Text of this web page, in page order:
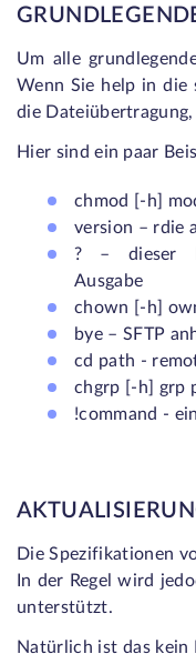
Um alle
Wenn Sie help in die
die
Hier sind ein paar
chmod [-h]
version – rdie
? – dieser
chown [-h]
bye – SFTP
cd path -
chgrp [-h] grp
!command -
Die Spezifikationen
In der Regel wird
unterstützt.
Natürlich ist das kein